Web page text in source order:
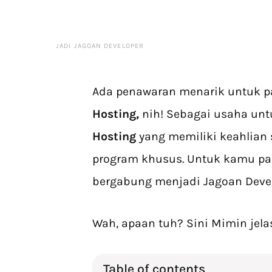
JADI JAGOAN DEVELOPER
Ada penawaran menarik untuk
Hosting, nih! Sebagai usaha
Hosting yang memiliki keahlian
program khusus. Untuk kamu
bergabung menjadi Jagoan
Wah, apaan tuh? Sini Mimin
Table of contents